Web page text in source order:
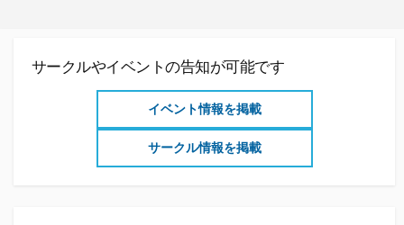
サークルやイベントの告知が可能です
イベント情報を掲載
サークル情報を掲載